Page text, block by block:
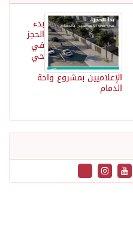
بدء
الحجز
في
حي
الإعلاميين بمشروع واحة
الدمام